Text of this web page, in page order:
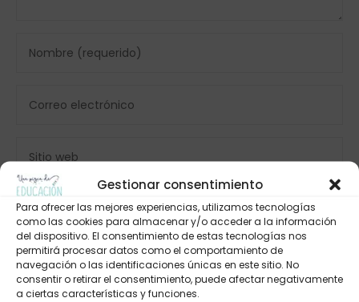
Gestionar consentimiento
Para ofrecer las mejores experiencias, utilizamos tecnologías
como las cookies para almacenar y/o acceder a la información
del dispositivo. El consentimiento de estas tecnologías nos
permitirá procesar datos como el comportamiento de
navegación o las identificaciones únicas en este sitio. No
consentir o retirar el consentimiento, puede afectar negativamente
a ciertas características y funciones.